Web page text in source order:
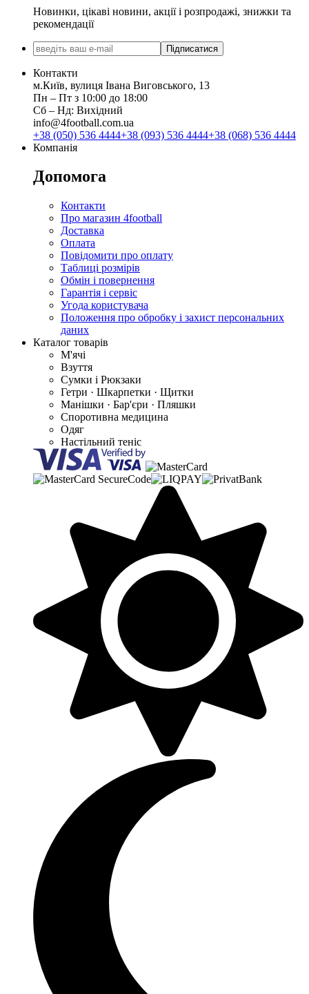
Новинки, цікаві новини, акції і розпродажі, знижки та
рекомендації
Підписатися
Контакти
м.Київ, вулиця Івана Виговського, 13
Пн ‒ Пт з 10:00 до 18:00
Сб ‒ Нд: Вихідний
info@4football.com.ua
+38 (050) 536 4444+38 (093) 536 4444+38 (068) 536 4444
Компанія
Допомога
Контакти
Про магазин 4football
Доставка
Оплата
Повідомити про оплату
Таблиці розмірів
Обмін і повернення
Гарантія і сервіс
Угода користувача
Положення про обробку і захист персональних
даних
Каталог товарів
М'ячі
Взуття
Сумки і Рюкзаки
Гетри · Шкарпетки · Щитки
Манішки · Бар'єри · Пляшки
Споротивна медицина
Одяг
Настільний теніс